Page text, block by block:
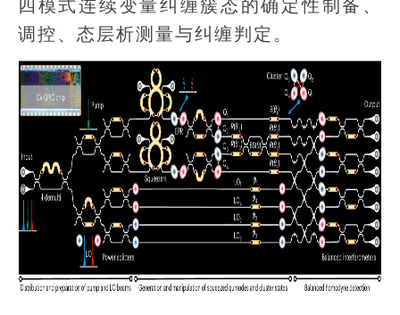
四模式连续变量纠缠簇态的确定性制备、
调控、态层析测量与纠缠判定。